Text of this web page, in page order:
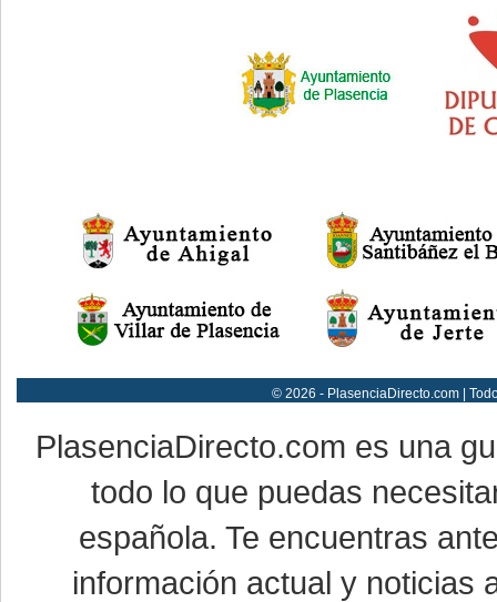
© 2026 - PlasenciaDirecto.com |
PlasenciaDirecto.com es una
todo lo que puedas
española. Te encuentras
información actual y noticias